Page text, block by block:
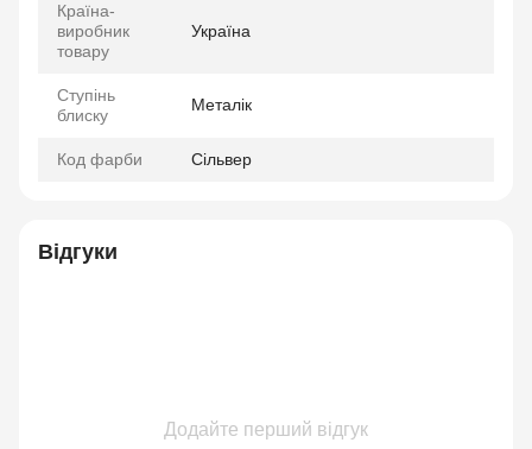
Країна-
виробник
товару
Україна
Ступінь
блиску
Металік
Код фарби Сільвер
Відгуки
Додайте перший відгук